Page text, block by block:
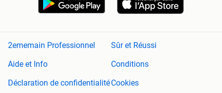
2ememain Professionnel
Sûr et Réussi
Aide et Info
Conditions
Déclaration de confidentialitéCookies